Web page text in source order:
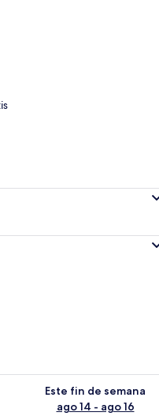
9 - ago 10
Este fin de semana
ago 14 - ago 16
la disponibilidad